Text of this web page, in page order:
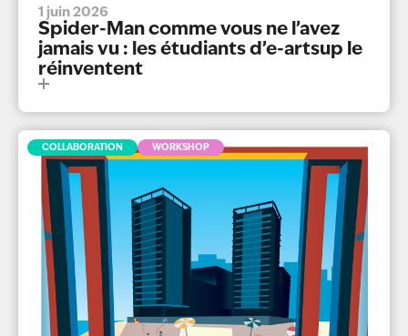
1 juin 2026
Spider-Man comme vous ne l’avez
jamais vu : les étudiants d’e-artsup le
réinventent
COLLABORATION WORKSHOP